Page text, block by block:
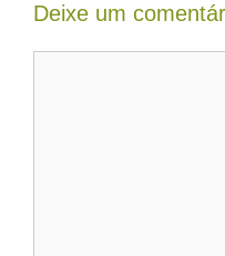
comentário
Deixe um